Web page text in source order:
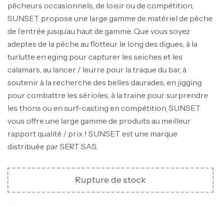
pêcheurs occasionnels, de loisir ou de compétition,
SUNSET propose une large gamme de matériel de pêche
de l’entrée jusqu’au haut de gamme. Que vous soyez
adeptes de la pêche au flotteur le long des digues, à la
turlutte en eging pour capturer les seiches et les
calamars, au lancer / leurre pour la traque du bar, à
soutenir à la recherche des belles daurades, en jigging
pour combattre les sérioles, à la traine pour surprendre
les thons ou en surf-casting en compétition, SUNSET
vous offre une large gamme de produits au meilleur
rapport qualité / prix ! SUNSET est une marque
distribuée par SERT SAS.
Rupture de stock
Canne Jigging Sunset Massive Attack
1.83m 120/250gr 30kg
Cannes ,Jigging